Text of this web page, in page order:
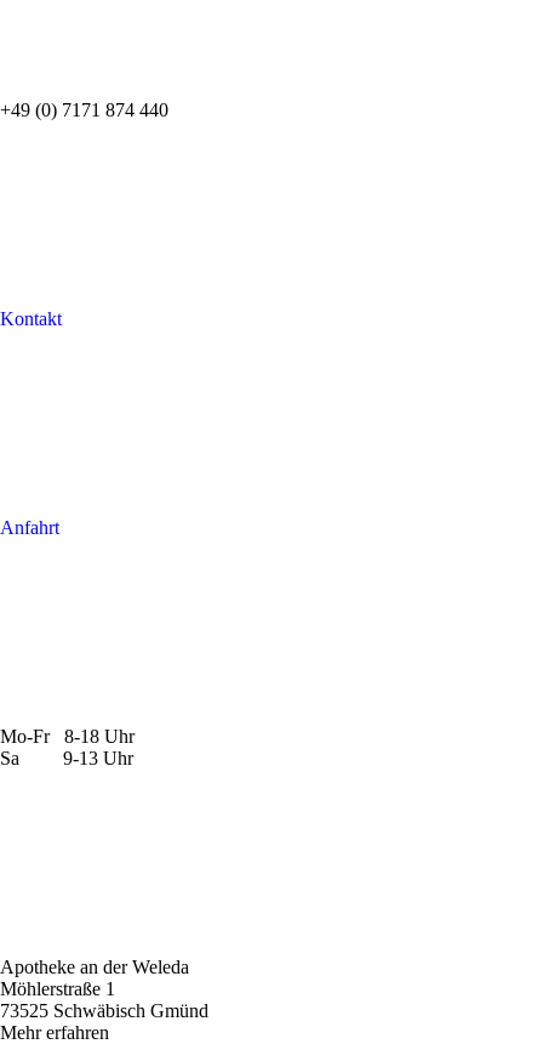
+49 (0) 7171 874 440
Kontakt
Anfahrt
Mo-Fr 8-18 Uhr
Sa 9-13 Uhr
Apotheke an der Weleda
Möhlerstraße 1
73525 Schwäbisch Gmünd
Mehr erfahren